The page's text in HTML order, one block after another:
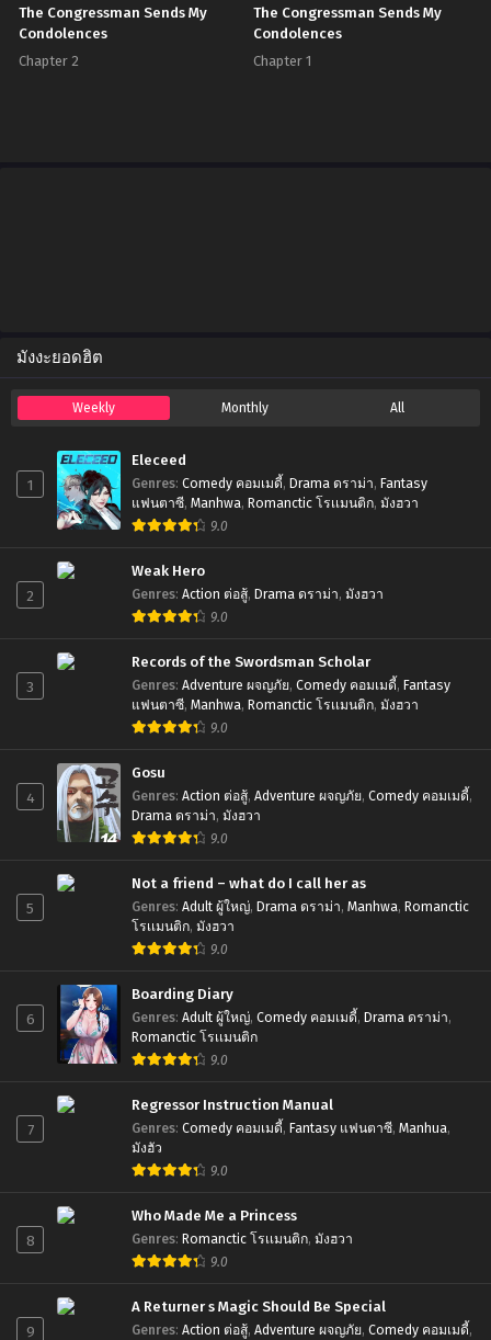
The Congressman Sends My
Condolences
Chapter 2
The Congressman Sends My
Condolences
Chapter 1
มังงะยอดฮิต
Weekly Monthly All
1
Eleceed
Genres: Comedy คอมเมดี้, Drama ดราม่า, Fantasy
แฟนตาซี, Manhwa, Romanctic โรเเมนติก, มังฮวา
9.0
2
Weak Hero
Genres: Action ต่อสู้, Drama ดราม่า, มังฮวา
9.0
3
Records of the Swordsman Scholar
Genres: Adventure ผจญภัย, Comedy คอมเมดี้, Fantasy
แฟนตาซี, Manhwa, Romanctic โรเเมนติก, มังฮวา
9.0
4
Gosu
Genres: Action ต่อสู้, Adventure ผจญภัย, Comedy คอมเมดี้,
Drama ดราม่า, มังฮวา
9.0
5
Not a friend – what do I call her as
Genres: Adult ผู้ใหญ่, Drama ดราม่า, Manhwa, Romanctic
โรเเมนติก, มังฮวา
9.0
6
Boarding Diary
Genres: Adult ผู้ใหญ่, Comedy คอมเมดี้, Drama ดราม่า,
Romanctic โรเเมนติก
9.0
7
Regressor Instruction Manual
Genres: Comedy คอมเมดี้, Fantasy แฟนตาซี, Manhua,
มังฮัว
9.0
8
Who Made Me a Princess
Genres: Romanctic โรเเมนติก, มังฮวา
9.0
9
A Returner s Magic Should Be Special
Genres: Action ต่อสู้, Adventure ผจญภัย, Comedy คอมเมดี้,